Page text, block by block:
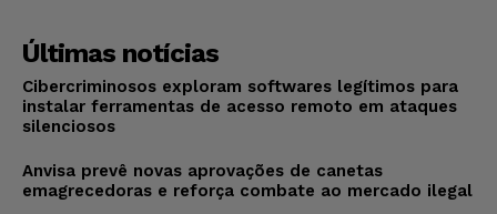
Últimas notícias
Cibercriminosos exploram softwares legítimos para
instalar ferramentas de acesso remoto em ataques
silenciosos
Anvisa prevê novas aprovações de canetas
emagrecedoras e reforça combate ao mercado ilegal